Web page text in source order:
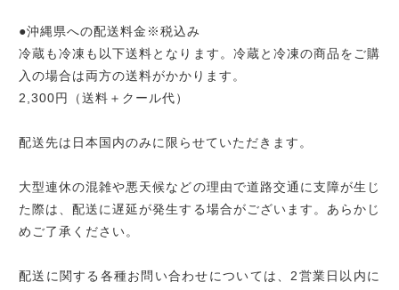
●沖縄県への配送料金※税込み
冷蔵も冷凍も以下送料となります。冷蔵と冷凍の商品をご購
入の場合は両方の送料がかかります。
2,300円（送料＋クール代）
配送先は日本国内のみに限らせていただきます。
大型連休の混雑や悪天候などの理由で道路交通に支障が生じ
た際は、配送に遅延が発生する場合がございます。あらかじ
めご了承ください。
配送に関する各種お問い合わせについては、2営業日以内に